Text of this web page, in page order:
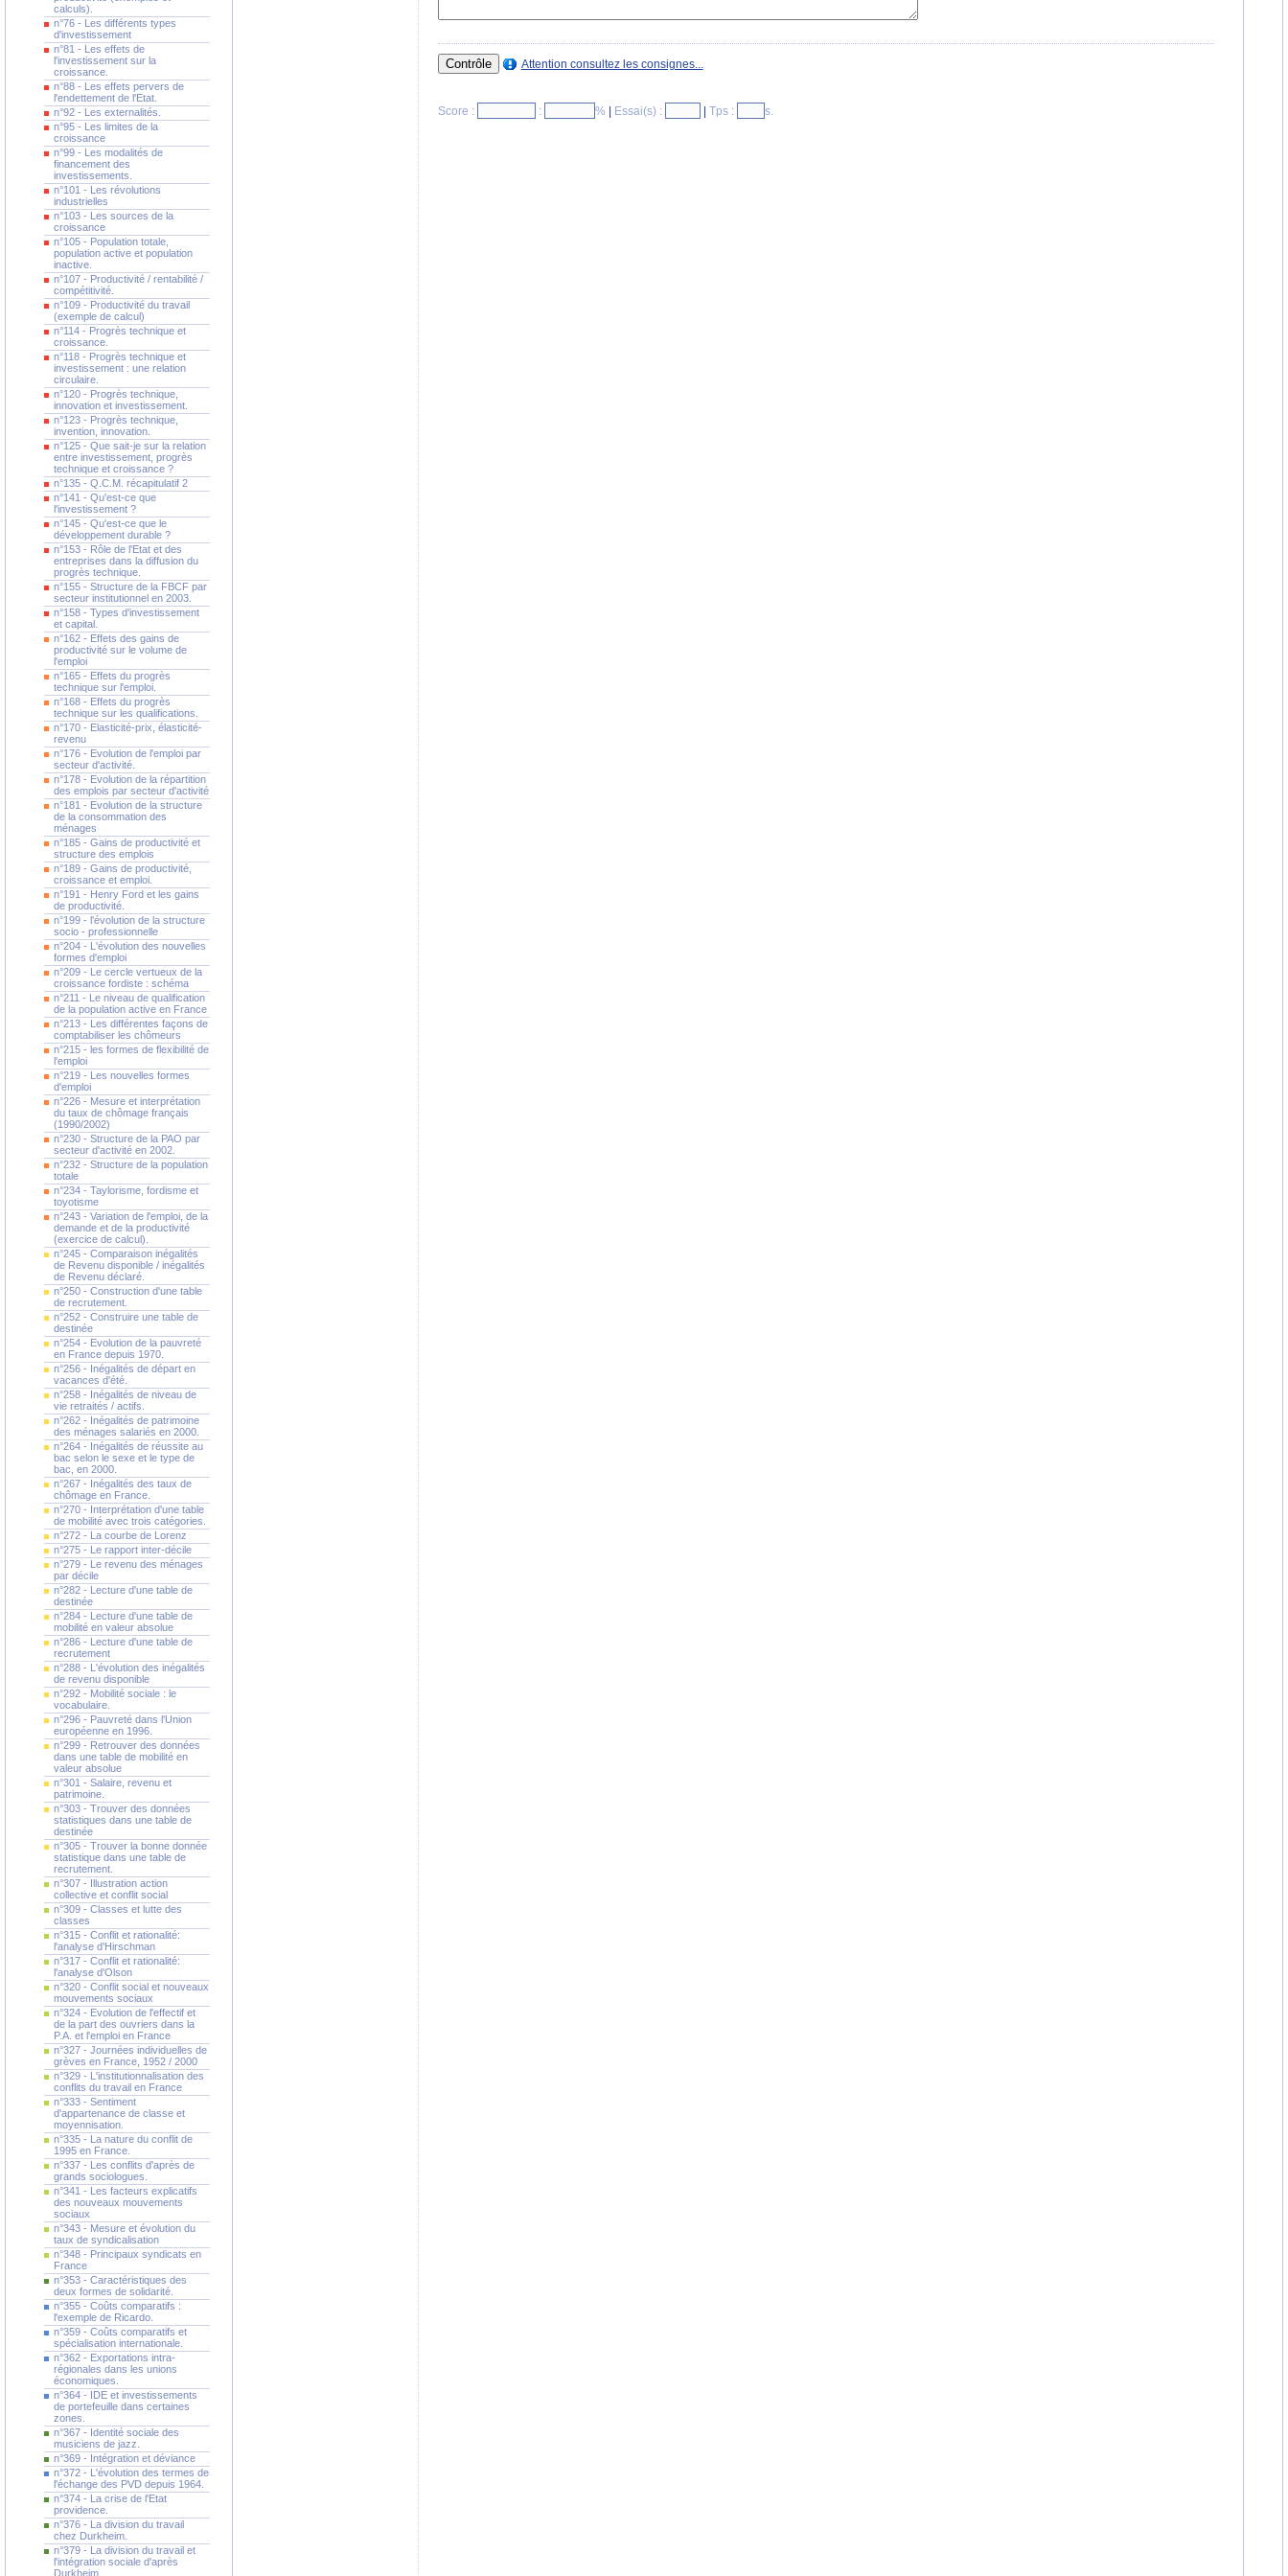
calculs).
n°76 - Les différents types
d'investissement
n°81 - Les effets de
l'investissement sur la
croissance.
n°88 - Les effets pervers de
l'endettement de l'Etat.
n°92 - Les externalités.
n°95 - Les limites de la
croissance
n°99 - Les modalités de
financement des
investissements.
n°101 - Les révolutions
industrielles
n°103 - Les sources de la
croissance
n°105 - Population totale,
population active et population
inactive.
n°107 - Productivité / rentabilité /
compétitivité.
n°109 - Productivité du travail
(exemple de calcul)
n°114 - Progrès technique et
croissance.
n°118 - Progrès technique et
investissement : une relation
circulaire.
n°120 - Progrès technique,
innovation et investissement.
n°123 - Progrès technique,
invention, innovation.
n°125 - Que sait-je sur la relation
entre investissement, progrès
technique et croissance ?
n°135 - Q.C.M. récapitulatif 2
n°141 - Qu'est-ce que
l'investissement ?
n°145 - Qu'est-ce que le
développement durable ?
n°153 - Rôle de l'Etat et des
entreprises dans la diffusion du
progrès technique.
n°155 - Structure de la FBCF par
secteur institutionnel en 2003.
n°158 - Types d'investissement
et capital.
n°162 - Effets des gains de
productivité sur le volume de
l'emploi
n°165 - Effets du progrès
technique sur l'emploi.
n°168 - Effets du progrès
technique sur les qualifications.
n°170 - Elasticité-prix, élasticité-
revenu
n°176 - Evolution de l'emploi par
secteur d'activité.
n°178 - Evolution de la répartition
des emplois par secteur d'activité
n°181 - Evolution de la structure
de la consommation des
ménages
n°185 - Gains de productivité et
structure des emplois
n°189 - Gains de productivité,
croissance et emploi.
n°191 - Henry Ford et les gains
de productivité.
n°199 - l'évolution de la structure
socio - professionnelle
n°204 - L'évolution des nouvelles
formes d'emploi
n°209 - Le cercle vertueux de la
croissance fordiste : schéma
n°211 - Le niveau de qualification
de la population active en France
n°213 - Les différentes façons de
comptabiliser les chômeurs
n°215 - les formes de flexibilité de
l'emploi
n°219 - Les nouvelles formes
d'emploi
n°226 - Mesure et interprétation
du taux de chômage français
(1990/2002)
n°230 - Structure de la PAO par
secteur d'activité en 2002.
n°232 - Structure de la population
totale
n°234 - Taylorisme, fordisme et
toyotisme
n°243 - Variation de l'emploi, de la
demande et de la productivité
(exercice de calcul).
n°245 - Comparaison inégalités
de Revenu disponible / inégalités
de Revenu déclaré.
n°250 - Construction d'une table
de recrutement.
n°252 - Construire une table de
destinée
n°254 - Evolution de la pauvreté
en France depuis 1970.
n°256 - Inégalités de départ en
vacances d'été.
n°258 - Inégalités de niveau de
vie retraités / actifs.
n°262 - Inégalités de patrimoine
des ménages salariés en 2000.
n°264 - Inégalités de réussite au
bac selon le sexe et le type de
bac, en 2000.
n°267 - Inégalités des taux de
chômage en France.
n°270 - Interprétation d'une table
de mobilité avec trois catégories.
n°272 - La courbe de Lorenz
n°275 - Le rapport inter-décile
n°279 - Le revenu des ménages
par décile
n°282 - Lecture d'une table de
destinée
n°284 - Lecture d'une table de
mobilité en valeur absolue
n°286 - Lecture d'une table de
recrutement
n°288 - L'évolution des inégalités
de revenu disponible
n°292 - Mobilité sociale : le
vocabulaire.
n°296 - Pauvreté dans l'Union
européenne en 1996.
n°299 - Retrouver des données
dans une table de mobilité en
valeur absolue
n°301 - Salaire, revenu et
patrimoine.
n°303 - Trouver des données
statistiques dans une table de
destinée
n°305 - Trouver la bonne donnée
statistique dans une table de
recrutement.
n°307 - Illustration action
collective et conflit social
n°309 - Classes et lutte des
classes
n°315 - Conflit et rationalité:
l'analyse d'Hirschman
n°317 - Conflit et rationalité:
l'analyse d'Olson
n°320 - Conflit social et nouveaux
mouvements sociaux
n°324 - Evolution de l'effectif et
de la part des ouvriers dans la
P.A. et l'emploi en France
n°327 - Journées individuelles de
grèves en France, 1952 / 2000
n°329 - L'institutionnalisation des
conflits du travail en France
n°333 - Sentiment
d'appartenance de classe et
moyennisation.
n°335 - La nature du conflit de
1995 en France.
n°337 - Les conflits d'après de
grands sociologues.
n°341 - Les facteurs explicatifs
des nouveaux mouvements
sociaux
n°343 - Mesure et évolution du
taux de syndicalisation
n°348 - Principaux syndicats en
France
n°353 - Caractéristiques des
deux formes de solidarité.
n°355 - Coûts comparatifs :
l'exemple de Ricardo.
n°359 - Coûts comparatifs et
spécialisation internationale.
n°362 - Exportations intra-
régionales dans les unions
économiques.
n°364 - IDE et investissements
de portefeuille dans certaines
zones.
n°367 - Identité sociale des
musiciens de jazz.
n°369 - Intégration et déviance
n°372 - L'évolution des termes de
l'échange des PVD depuis 1964.
n°374 - La crise de l'Etat
providence.
n°376 - La division du travail
chez Durkheim.
n°379 - La division du travail et
l'intégration sociale d'après
Durkheim.
Attention consultez les consignes...
Score : : % Essai(s) : Tps : s.